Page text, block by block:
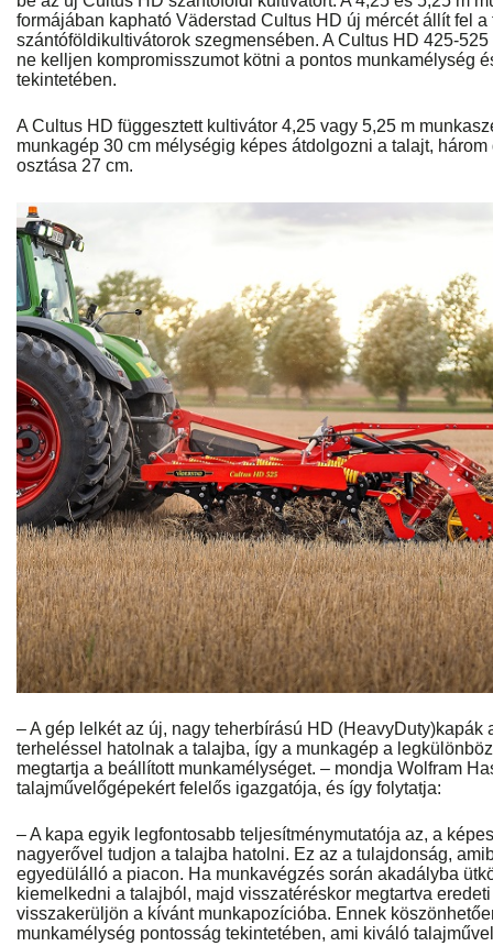
formájában kapható Väderstad Cultus HD új mércét állít fel a
szántóföldikultivátorok szegmensében. A Cultus HD 425-
ne kelljen kompromisszumot kötni a pontos munkamélység
tekintetében.
A Cultus HD függesztett kultivátor 4,25 vagy 5,25 m
munkagép 30 cm mélységig képes átdolgozni a talajt,
osztása 27 cm.
– A gép lelkét az új, nagy teherbírású HD (HeavyDuty)kapák
terheléssel hatolnak a talajba, így a munkagép a
megtartja a beállított munkamélységet. – mondja Wolfram
talajművelőgépekért felelős igazgatója, és így folytatja:
– A kapa egyik legfontosabb teljesítménymutatója az, a
nagyerővel tudjon a talajba hatolni. Ez az a tulajdonság,
egyedülálló a piacon. Ha munkavégzés során akadályba
kiemelkedni a talajból, majd visszatéréskor megtartva
visszakerüljön a kívánt munkapozícióba. Ennek
munkamélység pontosság tekintetében, ami kiváló